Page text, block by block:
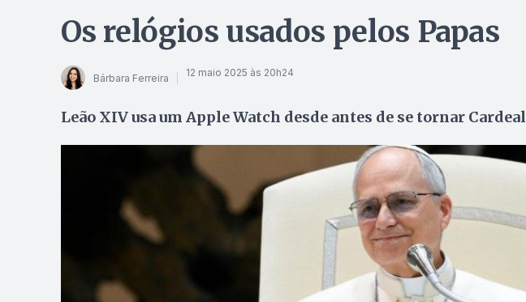
Os relógios usados pelos Papas
Bárbara Ferreira 12 maio 2025 às 20h24
Leão XIV usa um Apple Watch desde antes de se tornar Cardeal